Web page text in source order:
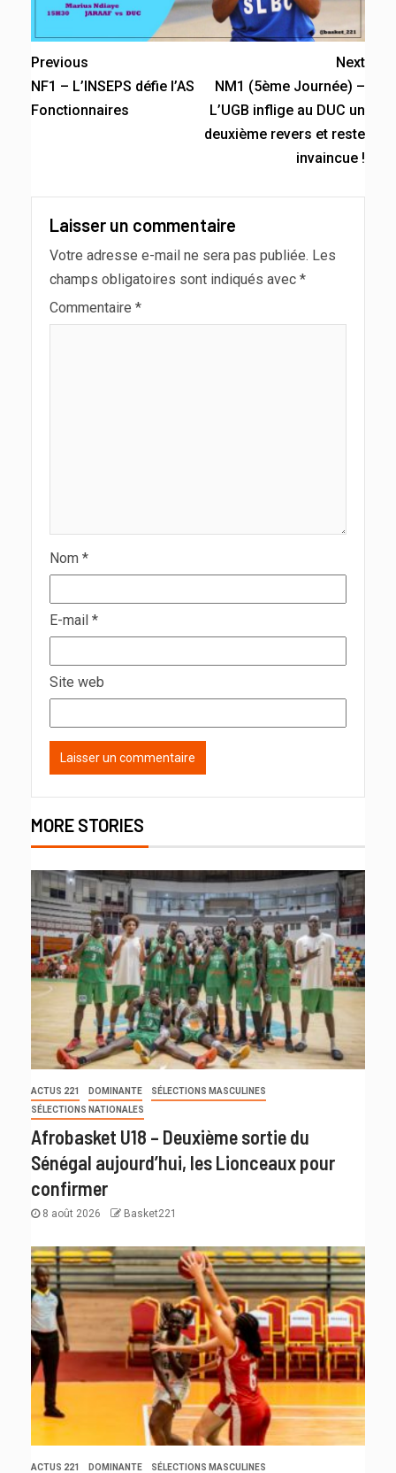
Previous
NF1 – L’INSEPS défie l’AS
Fonctionnaires
Next
NM1 (5ème Journée) –
L’UGB inflige au DUC un
deuxième revers et reste
invaincue !
Laisser un commentaire
Votre adresse e-mail ne sera pas publiée. Les
champs obligatoires sont indiqués avec *
Commentaire *
Nom *
E-mail *
Site web
MORE STORIES
ACTUS 221 DOMINANTE
SÉLECTIONS MASCULINES
SÉLECTIONS NATIONALES
Afrobasket U18 – Deuxième sortie du
Sénégal aujourd’hui, les Lionceaux pour
confirmer
8 août 2026 Basket221
ACTUS 221 DOMINANTE
SÉLECTIONS MASCULINES